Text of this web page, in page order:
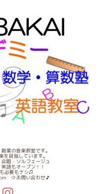
業の音楽教室です。
を目指しています。
唱・ソルフェージュ
語もオープン！！
必要もナシ♫
⇦お問い合わせ🎵